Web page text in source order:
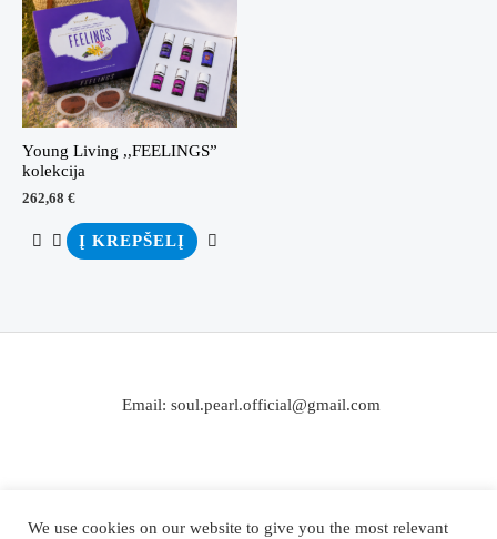
Young Living ,,FEELINGS”
kolekcija
262,68 €
Į KREPŠELĮ
Email: soul.pearl.official@gmail.com
We use cookies on our website to give you the most relevant